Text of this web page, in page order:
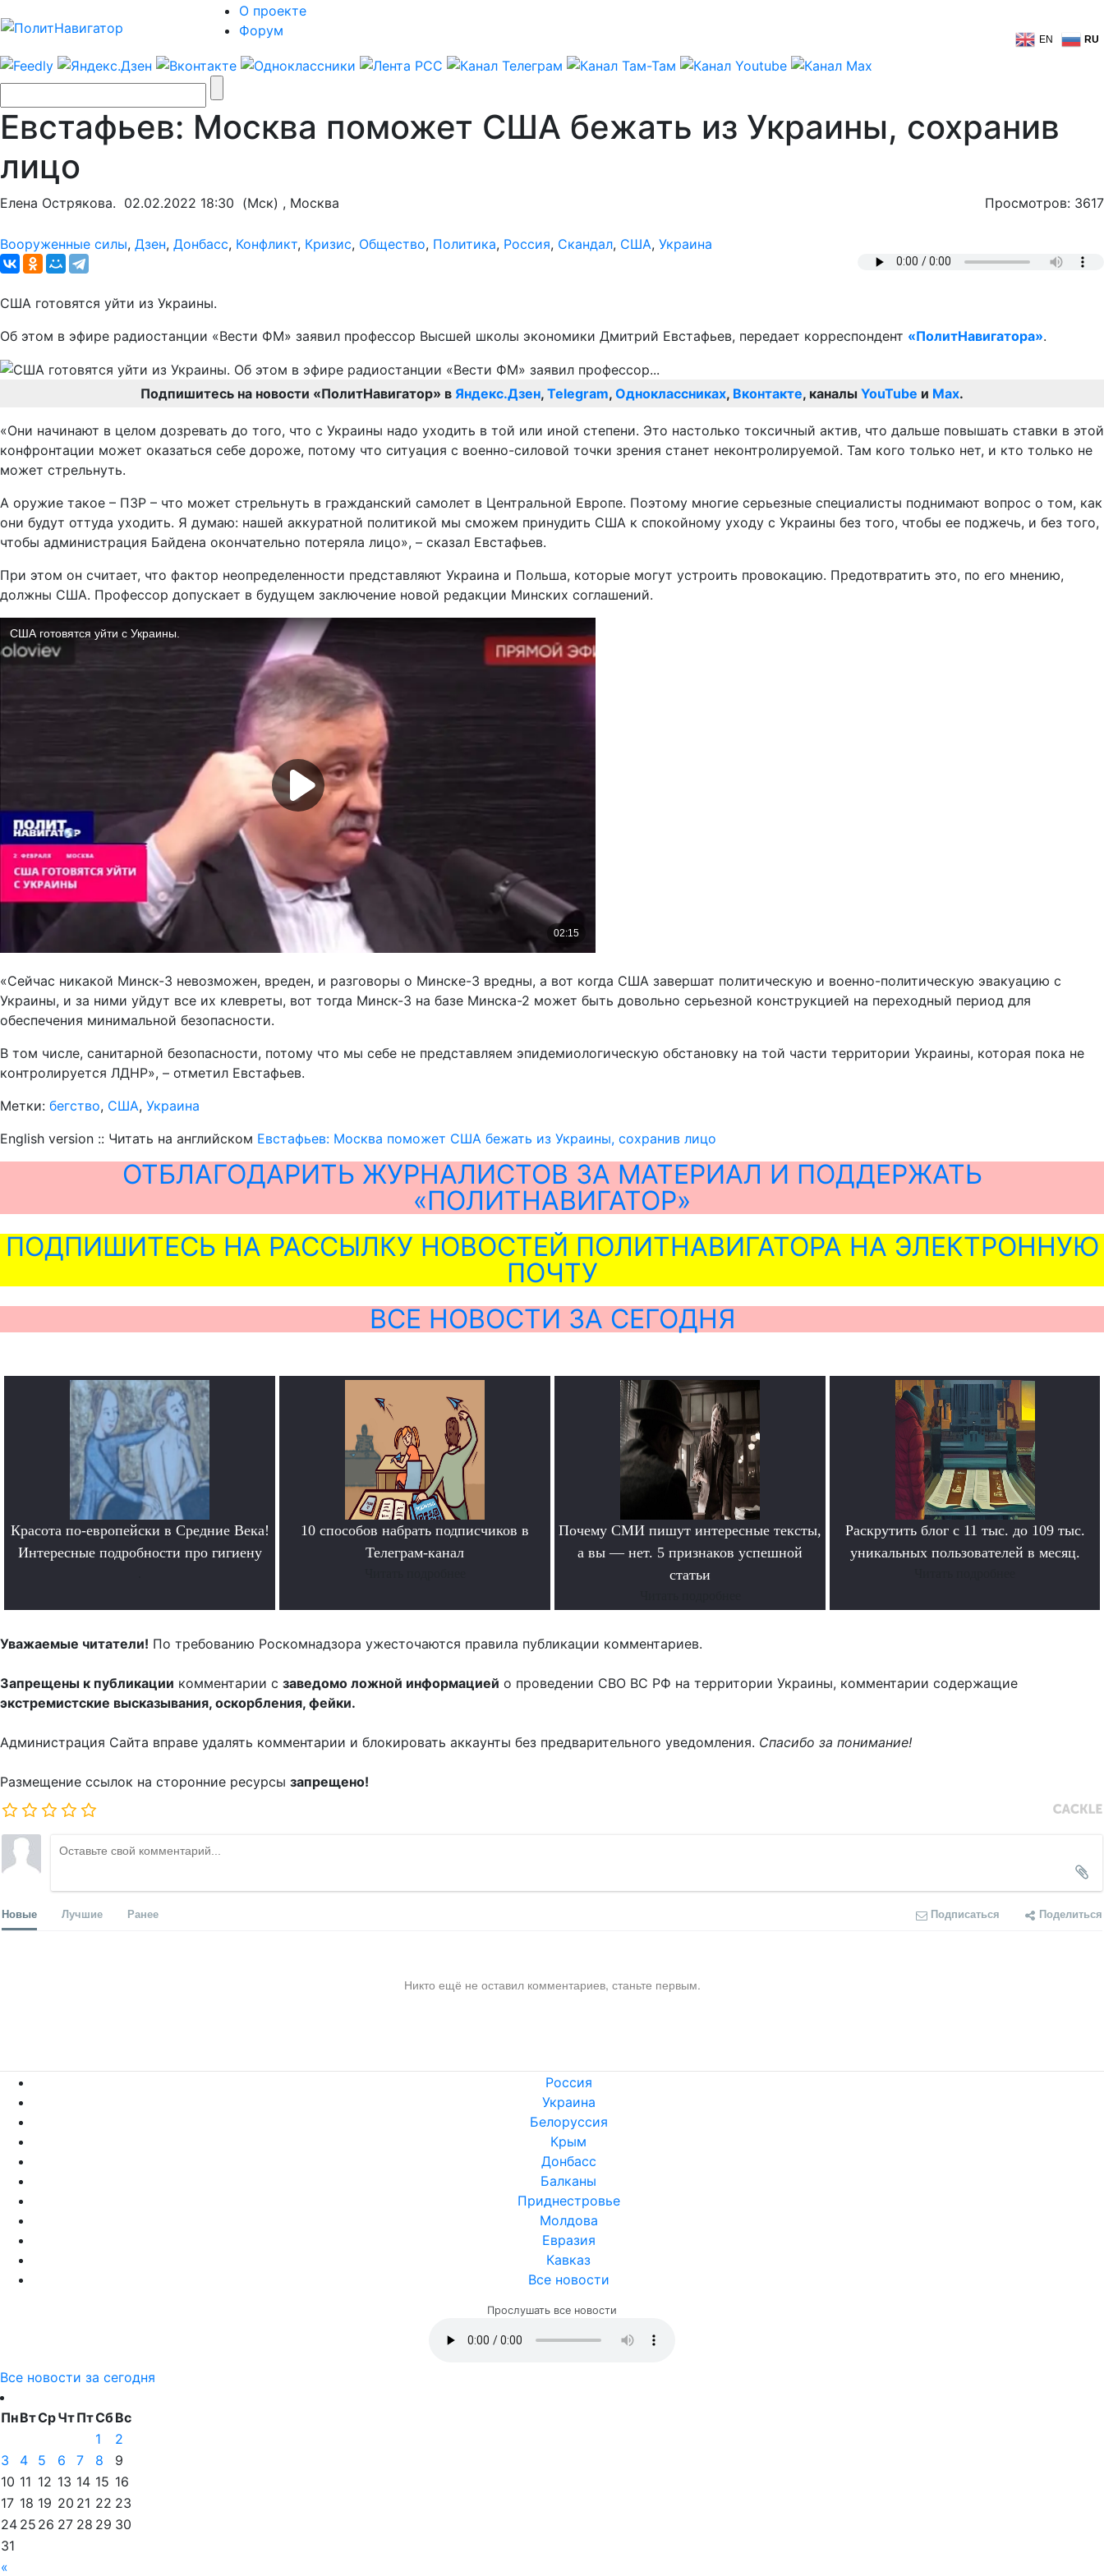
О проекте
Форум
EN RU
Евстафьев: Москва поможет США бежать из Украины, сохранив
лицо
Елена Острякова. 02.02.2022 18:30 (Мск) , Москва Просмотров: 3617
Вооруженные силы, Дзен, Донбасс, Конфликт, Кризис, Общество, Политика, Россия, Скандал, США, Украина
США готовятся уйти из Украины.
Об этом в эфире радиостанции «Вести ФМ» заявил профессор Высшей школы экономики Дмитрий Евстафьев, передает корреспондент «ПолитНавигатора».
Подпишитесь на новости «ПолитНавигатор» в Яндекс.Дзен, Telegram, Одноклассниках, Вконтакте, каналы YouTube и Max.
«Они начинают в целом дозревать до того, что с Украины надо уходить в той или иной степени. Это настолько токсичный актив, что дальше повышать ставки в этой
конфронтации может оказаться себе дороже, потому что ситуация с военно-силовой точки зрения станет неконтролируемой. Там кого только нет, и кто только не
может стрельнуть.
А оружие такое – ПЗР – что может стрельнуть в гражданский самолет в Центральной Европе. Поэтому многие серьезные специалисты поднимают вопрос о том, как
они будут оттуда уходить. Я думаю: нашей аккуратной политикой мы сможем принудить США к спокойному уходу с Украины без того, чтобы ее поджечь, и без того,
чтобы администрация Байдена окончательно потеряла лицо», – сказал Евстафьев.
При этом он считает, что фактор неопределенности представляют Украина и Польша, которые могут устроить провокацию. Предотвратить это, по его мнению,
должны США. Профессор допускает в будущем заключение новой редакции Минских соглашений.
«Сейчас никакой Минск-3 невозможен, вреден, и разговоры о Минске-3 вредны, а вот когда США завершат политическую и военно-политическую эвакуацию с
Украины, и за ними уйдут все их клевреты, вот тогда Минск-3 на базе Минска-2 может быть довольно серьезной конструкцией на переходный период для
обеспечения минимальной безопасности.
В том числе, санитарной безопасности, потому что мы себе не представляем эпидемиологическую обстановку на той части территории Украины, которая пока не
контролируется ЛДНР», – отметил Евстафьев.
Метки: бегство, США, Украина
English version :: Читать на английском Евстафьев: Москва поможет США бежать из Украины, сохранив лицо
ОТБЛАГОДАРИТЬ ЖУРНАЛИСТОВ ЗА МАТЕРИАЛ И ПОДДЕРЖАТЬ
«ПОЛИТНАВИГАТОР»
ПОДПИШИТЕСЬ НА РАССЫЛКУ НОВОСТЕЙ ПОЛИТНАВИГАТОРА НА ЭЛЕКТРОННУЮ
ПОЧТУ
ВСЕ НОВОСТИ ЗА СЕГОДНЯ
Красота по-европейски в Средние Века!
Интересные подробности про гигиену
10 способов набрать подписчиков в
Телеграм-канал
Почему СМИ пишут интересные тексты,
а вы — нет. 5 признаков успешной
статьи
Раскрутить блог с 11 тыс. до 109 тыс.
уникальных пользователей в месяц.
Уважаемые читатели! По требованию Роскомнадзора ужесточаются правила публикации комментариев.
Запрещены к публикации комментарии с заведомо ложной информацией о проведении СВО ВС РФ на территории Украины, комментарии содержащие
экстремистские высказывания, оскорбления, фейки.
Администрация Сайта вправе удалять комментарии и блокировать аккаунты без предварительного уведомления. Спасибо за понимание!
Размещение ссылок на сторонние ресурсы запрещено!
Новые Лучшие Ранее Подписаться Поделиться
Никто ещё не оставил комментариев, станьте первым.
Россия
Украина
Белоруссия
Крым
Донбасс
Балканы
Приднестровье
Молдова
Евразия
Кавказ
Все новости
Прослушать все новости
Все новости за сегодня
ПнВтСрЧтПтСбВс
«
1
2
3
4 5 6 7 8
9
10 11 12 13 14 15 16
17 18 19 20 21 22 23
24 25 26 27 28 29 30
31